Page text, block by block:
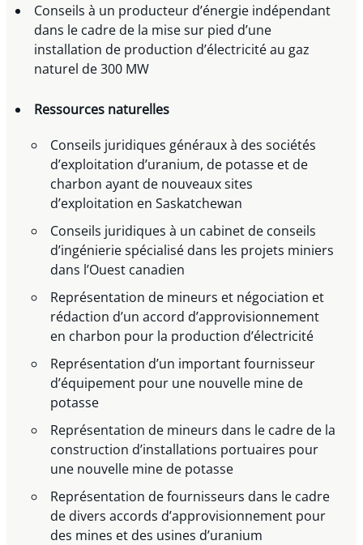
Conseils à un producteur d’énergie indépendant
dans le cadre de la mise sur pied d’une
installation de production d’électricité au gaz
naturel de 300 MW
Ressources naturelles
Conseils juridiques généraux à des sociétés
d’exploitation d’uranium, de potasse et de
charbon ayant de nouveaux sites
d’exploitation en Saskatchewan
Conseils juridiques à un cabinet de conseils
d’ingénierie spécialisé dans les projets miniers
dans l’Ouest canadien
Représentation de mineurs et négociation et
rédaction d’un accord d’approvisionnement
en charbon pour la production d’électricité
Représentation d’un important fournisseur
d’équipement pour une nouvelle mine de
potasse
Représentation de mineurs dans le cadre de la
construction d’installations portuaires pour
une nouvelle mine de potasse
Représentation de fournisseurs dans le cadre
de divers accords d’approvisionnement pour
des mines et des usines d’uranium